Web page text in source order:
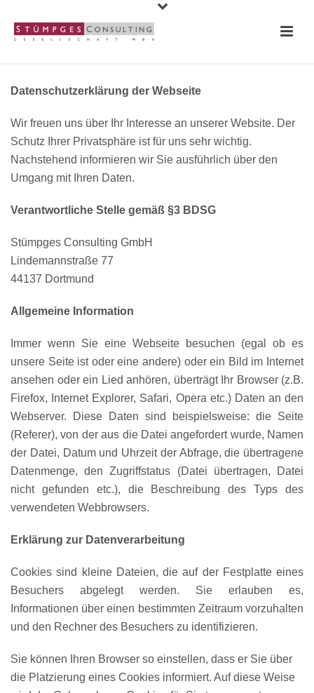
Datenschutzerklärung der Webseite
Wir freuen uns über Ihr Interesse an unserer Website. Der
Schutz Ihrer Privatsphäre ist für uns sehr wichtig.
Nachstehend informieren wir Sie ausführlich über den
Umgang mit Ihren Daten.
Verantwortliche Stelle gemäß §3 BDSG
Stümpges Consulting GmbH
Lindemannstraße 77
44137 Dortmund
Allgemeine Information
Immer wenn Sie eine Webseite besuchen (egal ob es
unsere Seite ist oder eine andere) oder ein Bild im Internet
ansehen oder ein Lied anhören, überträgt Ihr Browser (z.B.
Firefox, Internet Explorer, Safari, Opera etc.) Daten an den
Webserver. Diese Daten sind beispielsweise: die Seite
(Referer), von der aus die Datei angefordert wurde, Namen
der Datei, Datum und Uhrzeit der Abfrage, die übertragene
Datenmenge, den Zugriffstatus (Datei übertragen, Datei
nicht gefunden etc.), die Beschreibung des Typs des
verwendeten Webbrowsers.
Erklärung zur Datenverarbeitung
Cookies sind kleine Dateien, die auf der Festplatte eines
Besuchers abgelegt werden. Sie erlauben es,
Informationen über einen bestimmten Zeitraum vorzuhalten
und den Rechner des Besuchers zu identifizieren.
Sie können Ihren Browser so einstellen, dass er Sie über
die Platzierung eines Cookies informiert. Auf diese Weise